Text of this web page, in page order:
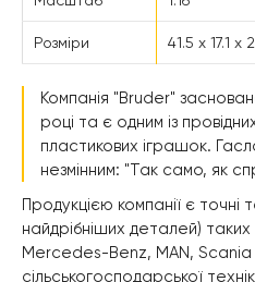
Розміри 41.5 х 17.1 х
Компанія "Bruder"
році та є одним із
пластикових іграшок.
незмінним: "Так само, як
Продукцією компанії є точні
найдрібніших деталей) таких
Mercedes-Benz, MAN, Scania
сільськогосподарської